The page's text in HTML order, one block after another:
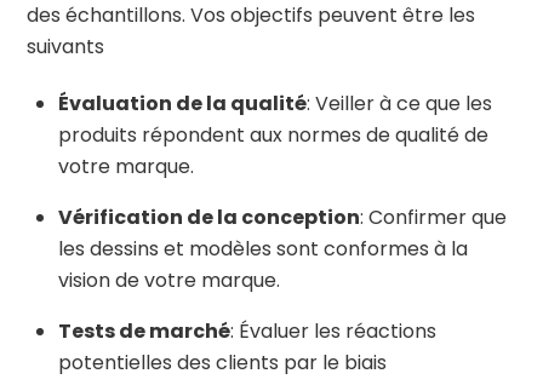
des échantillons. Vos objectifs peuvent être les
suivants
Évaluation de la qualité: Veiller à ce que les
produits répondent aux normes de qualité de
votre marque.
Vérification de la conception: Confirmer que
les dessins et modèles sont conformes à la
vision de votre marque.
Tests de marché: Évaluer les réactions
potentielles des clients par le biais